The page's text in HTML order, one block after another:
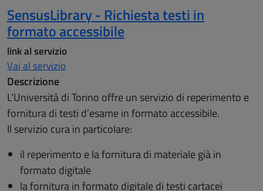
SensusLibrary - Richiesta testi in
formato accessibile
link al servizio
Vai al servizio
Descrizione
L’Università di Torino offre un servizio di reperimento e
fornitura di testi d’esame in formato accessibile.
Il servizio cura in particolare:
il reperimento e la fornitura di materiale già in
formato digitale
la fornitura in formato digitale di testi cartacei